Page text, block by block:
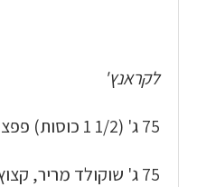
לקראנץ'
75 ג' (1/2 1 כוסות) פפצפוצי אורז
75 ג' שוקולד מריר, קצוץ גס